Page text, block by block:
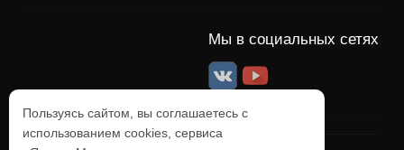
Мы в социальных сетях
Пользуясь сайтом, вы соглашаетесь с
использованием cookies, сервиса